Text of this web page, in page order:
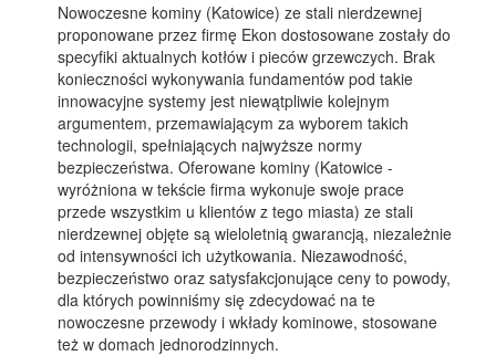
Nowoczesne kominy (Katowice) ze stali nierdzewnej
proponowane przez firmę Ekon dostosowane zostały do
specyfiki aktualnych kotłów i pieców grzewczych. Brak
konieczności wykonywania fundamentów pod takie
innowacyjne systemy jest niewątpliwie kolejnym
argumentem, przemawiającym za wyborem takich
technologii, spełniających najwyższe normy
bezpieczeństwa. Oferowane kominy (Katowice -
wyróżniona w tekście firma wykonuje swoje prace
przede wszystkim u klientów z tego miasta) ze stali
nierdzewnej objęte są wieloletnią gwarancją, niezależnie
od intensywności ich użytkowania. Niezawodność,
bezpieczeństwo oraz satysfakcjonujące ceny to powody,
dla których powinniśmy się zdecydować na te
nowoczesne przewody i wkłady kominowe, stosowane
też w domach jednorodzinnych.